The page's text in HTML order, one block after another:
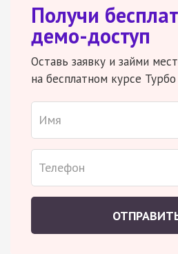
Получи
демо-доступ
Оставь заявку и займи
на бесплатном курсе